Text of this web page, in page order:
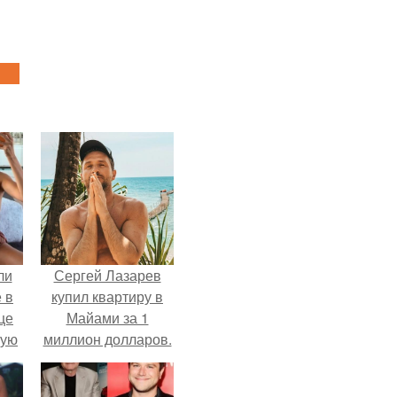
в
Сергей Лазарев
купил квартиру в
Майами за 1
миллион долларов.